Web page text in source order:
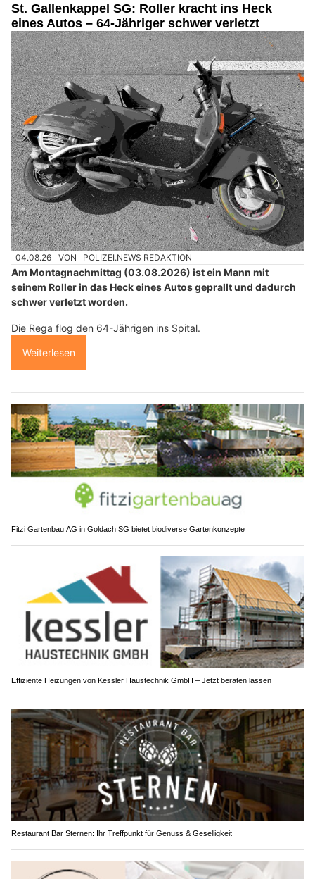
St. Gallenkappel SG: Roller kracht ins Heck
eines Autos – 64-Jähriger schwer verletzt
04.08.26 VON POLIZEI.NEWS REDAKTION
Am Montagnachmittag (03.08.2026) ist ein Mann mit
seinem Roller in das Heck eines Autos geprallt und dadurch
schwer verletzt worden.
Die Rega flog den 64-Jährigen ins Spital.
Weiterlesen
Fitzi Gartenbau AG in Goldach SG bietet biodiverse Gartenkonzepte
Effiziente Heizungen von Kessler Haustechnik GmbH – Jetzt beraten lassen
Restaurant Bar Sternen: Ihr Treffpunkt für Genuss & Geselligkeit